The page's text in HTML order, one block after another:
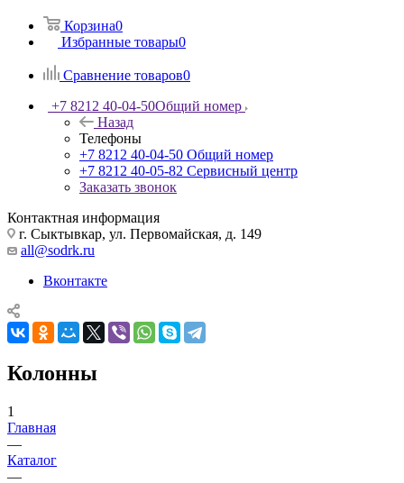
Корзина0
Избранные товары0
Сравнение товаров0
+7 8212 40-04-50Общий номер
Назад
Телефоны
+7 8212 40-04-50 Общий номер
+7 8212 40-05-82 Сервисный центр
Заказать звонок
Контактная информация
г. Сыктывкар, ул. Первомайская, д. 149
all@sodrk.ru
Вконтакте
Колонны
1
Главная
—
Каталог
—